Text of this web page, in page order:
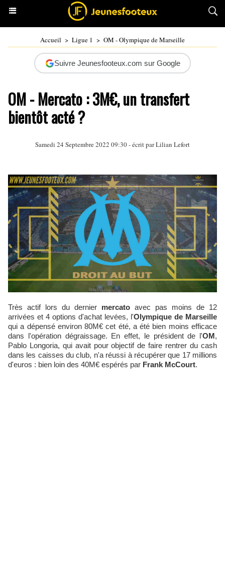
Accueil > Ligue 1 > OM - Olympique de Marseille
Suivre Jeunesfooteux.com sur Google
OM - Mercato : 3M€, un transfert
bientôt acté ?
Samedi 24 Septembre 2022 09:30 - écrit parLilian Lefort
Très actif lors du dernier mercato avec pas moins de 12
arrivées et 4 options d'achat levées, l'Olympique de Marseille
qui a dépensé environ 80M€ cet été, a été bien moins efficace
dans l'opération dégraissage. En effet, le président de l'OM,
Pablo Longoria, qui avait pour objectif de faire rentrer du cash
dans les caisses du club, n'a réussi à récupérer que 17 millions
d'euros : bien loin des 40M€ espérés par Frank McCourt.